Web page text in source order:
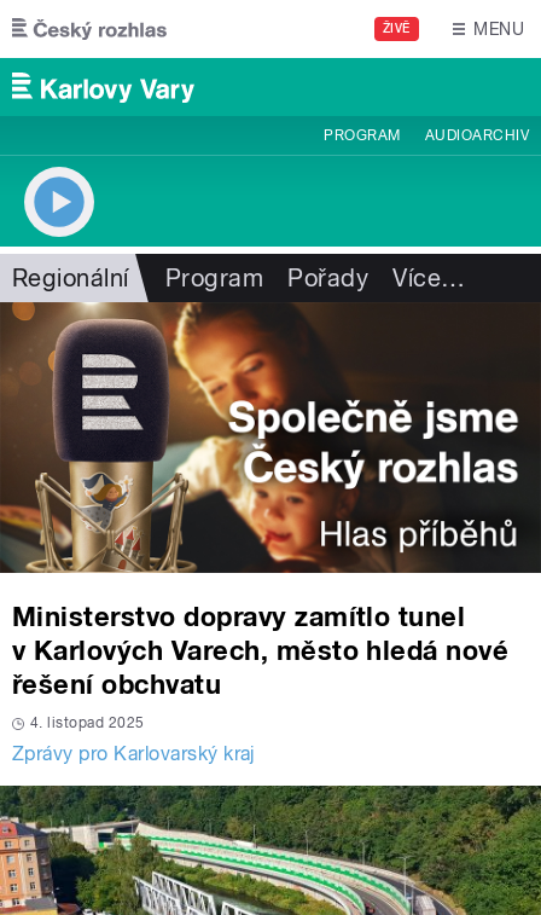
Přejít k hlavnímu obsahu
ŽIVĚ MENU
PROGRAM AUDIOARCHIV
Regionální Program Pořady Více…
Ministerstvo dopravy zamítlo tunel
v Karlových Varech, město hledá nové
řešení obchvatu
4. listopad 2025
Zprávy pro Karlovarský kraj